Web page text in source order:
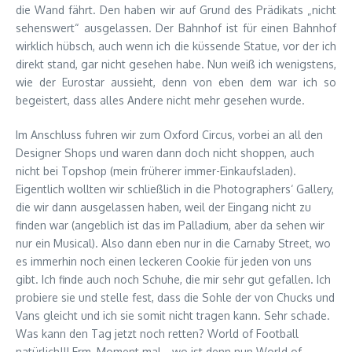
die Wand fährt. Den haben wir auf Grund des Prädikats „nicht
sehenswert“ ausgelassen. Der Bahnhof ist für einen Bahnhof
wirklich hübsch, auch wenn ich die küssende Statue, vor der ich
direkt stand, gar nicht gesehen habe. Nun weiß ich wenigstens,
wie der Eurostar aussieht, denn von eben dem war ich so
begeistert, dass alles Andere nicht mehr gesehen wurde.
Im Anschluss fuhren wir zum Oxford Circus, vorbei an all den
Designer Shops und waren dann doch nicht shoppen, auch
nicht bei Topshop (mein früherer immer-Einkaufsladen).
Eigentlich wollten wir schließlich in die Photographers‘ Gallery,
die wir dann ausgelassen haben, weil der Eingang nicht zu
finden war (angeblich ist das im Palladium, aber da sehen wir
nur ein Musical). Also dann eben nur in die Carnaby Street, wo
es immerhin noch einen leckeren Cookie für jeden von uns
gibt. Ich finde auch noch Schuhe, die mir sehr gut gefallen. Ich
probiere sie und stelle fest, dass die Sohle der von Chucks und
Vans gleicht und ich sie somit nicht tragen kann. Sehr schade.
Was kann den Tag jetzt noch retten? World of Football